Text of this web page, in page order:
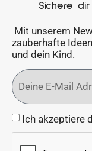
Sichere
Mit unserem
zauberhafte
und dein Kind.
Ich akzeptiere